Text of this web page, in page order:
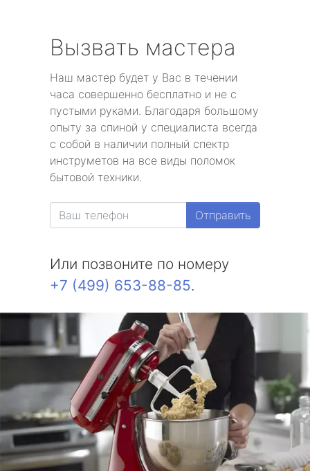
Вызвать мастера
Наш мастер будет у Вас в течении
часа совершенно бесплатно и не с
пустыми руками. Благодаря большому
опыту за спиной у специалиста всегда
с собой в наличии полный спектр
инструметов на все виды поломок
бытовой техники.
Отправить
Или позвоните по номеру
+7 (499) 653-88-85.